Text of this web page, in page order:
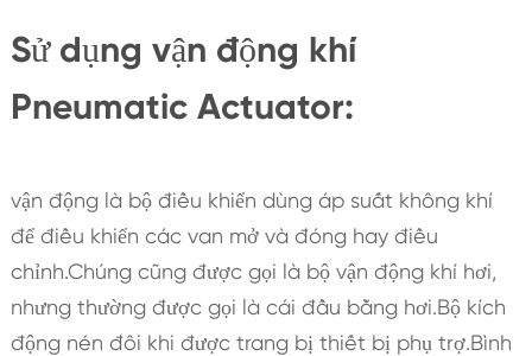
Sử dụng vận động khí
Pneumatic Actuator:
vận động là bộ điều khiển dùng áp suất không khí
để điều khiển các van mở và đóng hay điều
chỉnh.Chúng cũng được gọi là bộ vận động khí hơi,
nhưng thường được gọi là cái đầu bằng hơi.Bộ kích
động nén đôi khi được trang bị thiết bị phụ trợ.Bình